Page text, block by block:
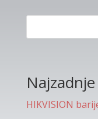
HIKVISION